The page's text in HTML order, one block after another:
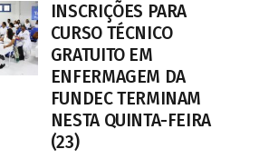
INSCRIÇÕES PARA
CURSO TÉCNICO
GRATUITO EM
ENFERMAGEM DA
FUNDEC TERMINAM
NESTA QUINTA-FEIRA
(23)